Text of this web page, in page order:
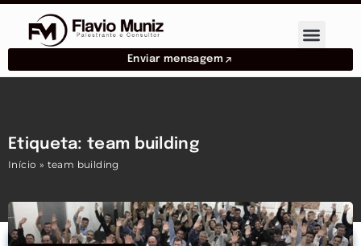
Enviar mensagem
Etiqueta: team building
Início » team building